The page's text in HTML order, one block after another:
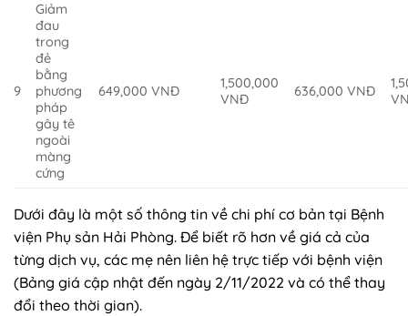
9
Giảm
đau
trong
đẻ
bằng
phương
pháp
gây tê
ngoài
màng
cứng
649,000 VNĐ
1,500,000
VNĐ
636,000 VNĐ
Dưới đây là một số thông tin về chi phí cơ bản tại Bệnh
viện Phụ sản Hải Phòng. Để biết rõ hơn về giá cả của
từng dịch vụ, các mẹ nên liên hệ trực tiếp với bệnh viện
(Bảng giá cập nhật đến ngày 2/11/2022 và có thể thay
đổi theo thời gian).